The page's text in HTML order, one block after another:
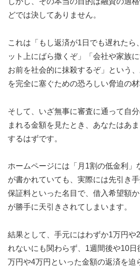
どでは決してありません。
これは「もし返済が1日でも遅れたら
ット上にばら撒くぞ」「会社や家族
お前を社会的に抹殺するぞ」という
を完全に塞ぐための恐ろしい脅迫の材
そして、いざ無事に審査に通って自
まれる金額を見たとき、あなたはあ
するはずです。
ホームページには「月1割の低金利」
が書かれていても、実際には先引き
保証料といった名目で、借入希望額
が勝手に天引きされてしまいます。
結果として、手元にはわずか1万円や
れないにも関わらず、1週間後や10
万円や4万円といった金額の返済を迫